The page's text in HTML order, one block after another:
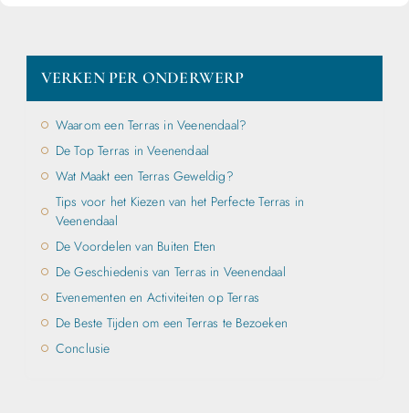
VERKEN PER ONDERWERP
Waarom een Terras in Veenendaal?
De Top Terras in Veenendaal
Wat Maakt een Terras Geweldig?
Tips voor het Kiezen van het Perfecte Terras in
Veenendaal
De Voordelen van Buiten Eten
De Geschiedenis van Terras in Veenendaal
Evenementen en Activiteiten op Terras
De Beste Tijden om een Terras te Bezoeken
Conclusie